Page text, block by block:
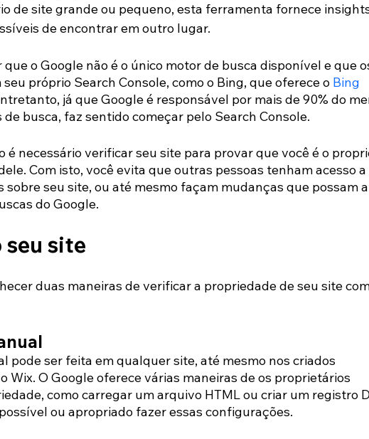
de site grande ou pequeno, esta ferramenta fornece
de encontrar em outro lugar.
o Google não é o único motor de busca disponível e que
próprio Search Console, como o Bing, que oferece o Bing
já que Google é responsável por mais de 90% do
busca, faz sentido começar pelo Search Console.
é necessário verificar seu site para provar que você é o
Com isto, você evita que outras pessoas tenham acesso a
sobre seu site, ou até mesmo façam mudanças que possam
do Google.
site
duas maneiras de verificar a propriedade de seu site
pode ser feita em qualquer site, até mesmo nos criados
Wix. O Google oferece várias maneiras de os proprietários
como carregar um arquivo HTML ou criar um registro
ou apropriado fazer essas configurações.